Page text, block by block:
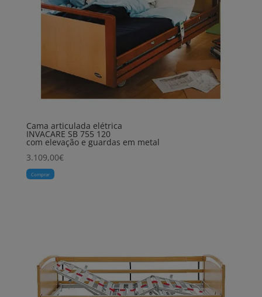
Cama articulada elétrica
INVACARE SB 755 120
com elevação e guardas em metal
3.109,00€
Comprar